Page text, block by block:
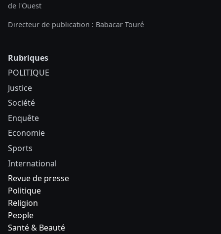
de l'Ouest
Directeur de publication : Babacar Touré
Rubriques
POLITIQUE
Justice
Société
Enquête
Economie
Sports
International
Revue de presse
Politique
Religion
People
Santé & Beauté